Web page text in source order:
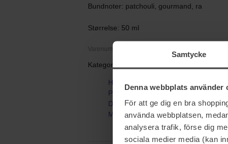
Samtycke
Denna webbplats använder
För att ge dig en bra
använda webbplatsen,
analysera trafik, förse dig
sociala medier media (kan
Bundnoter: patchouli, gourmand, ra
Størrelse: 50 ml
Varenummer: 118675
Kategorier:
Hjem
Parfume
Dameparfume
Midnight Dahlia